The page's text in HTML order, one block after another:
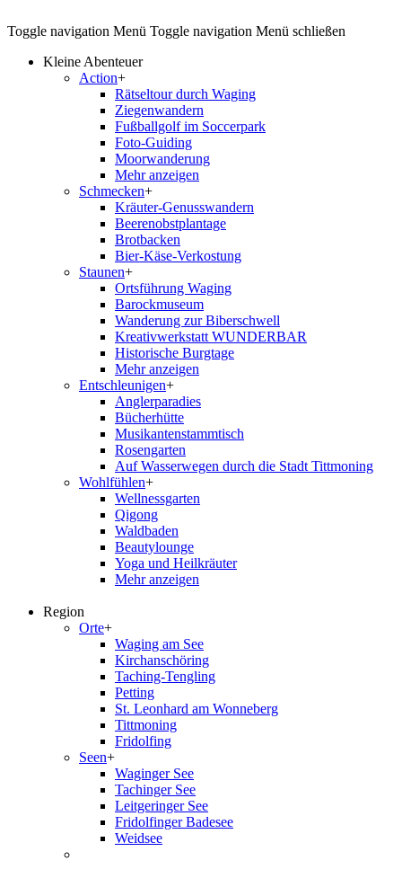
Toggle navigation Menü Toggle navigation Menü schließen
Kleine Abenteuer
Action+
Rätseltour durch Waging
Ziegenwandern
Fußballgolf im Soccerpark
Foto-Guiding
Moorwanderung
Mehr anzeigen
Schmecken+
Kräuter-Genusswandern
Beerenobstplantage
Brotbacken
Bier-Käse-Verkostung
Staunen+
Ortsführung Waging
Barockmuseum
Wanderung zur Biberschwell
Kreativwerkstatt WUNDERBAR
Historische Burgtage
Mehr anzeigen
Entschleunigen+
Anglerparadies
Bücherhütte
Musikantenstammtisch
Rosengarten
Auf Wasserwegen durch die Stadt Tittmoning
Wohlfühlen+
Wellnessgarten
Qigong
Waldbaden
Beautylounge
Yoga und Heilkräuter
Mehr anzeigen
Region
Orte+
Waging am See
Kirchanschöring
Taching-Tengling
Petting
St. Leonhard am Wonneberg
Tittmoning
Fridolfing
Seen+
Waginger See
Tachinger See
Leitgeringer See
Fridolfinger Badesee
Weidsee